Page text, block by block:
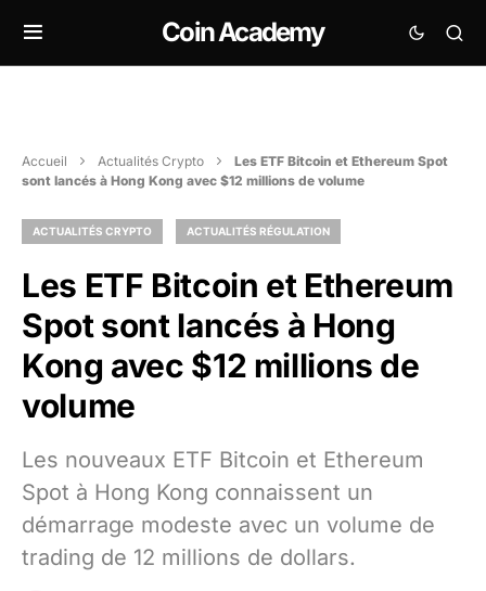
Coin Academy
Accueil Actualités Crypto
Les ETF Bitcoin et Ethereum Spot
sont lancés à Hong Kong avec $12 millions de volume
ACTUALITÉS CRYPTO ACTUALITÉS RÉGULATION
Les ETF Bitcoin et Ethereum
Spot sont lancés à Hong
Kong avec $12 millions de
volume
Les nouveaux ETF Bitcoin et Ethereum
Spot à Hong Kong connaissent un
démarrage modeste avec un volume de
trading de 12 millions de dollars.